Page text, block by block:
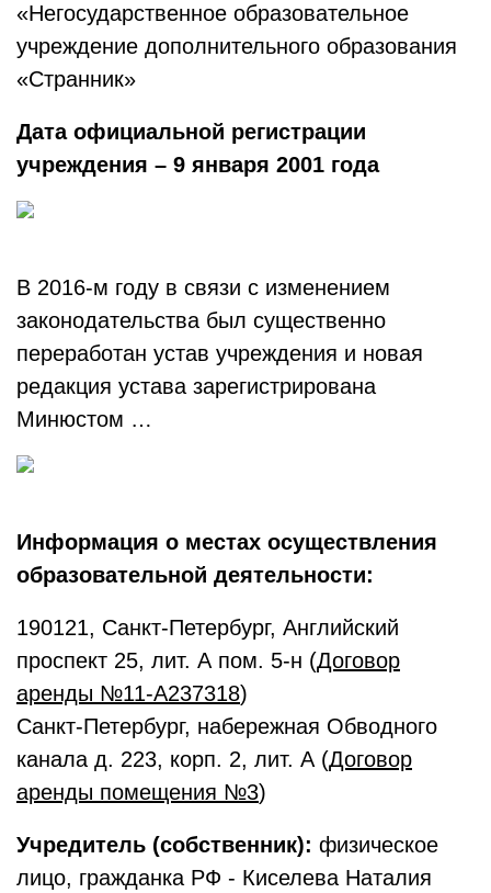
«Негосударственное образовательное
учреждение дополнительного образования
«Странник»
Дата официальной регистрации
учреждения – 9 января 2001 года
В 2016-м году в связи с изменением
законодательства был существенно
переработан устав учреждения и новая
редакция устава зарегистрирована
Минюстом …
Информация о местах осуществления
образовательной деятельности:
190121, Санкт-Петербург, Английский
проспект 25, лит. А пом. 5-н (Договор
аренды №11-А237318)
Санкт-Петербург, набережная Обводного
канала д. 223, корп. 2, лит. А (Договор
аренды помещения №3)
Учредитель (собственник): физическое
лицо, гражданка РФ - Киселева Наталия